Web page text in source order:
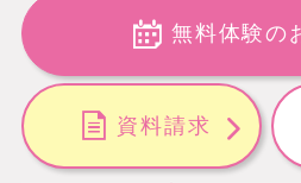
無料体験の
資料請求